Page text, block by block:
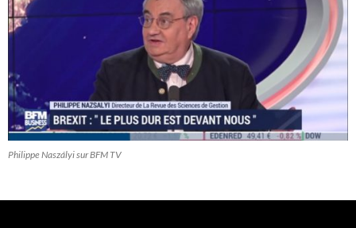
Philippe Naszályi sur BFM TV